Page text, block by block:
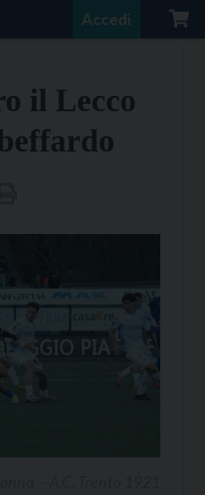
Accedi
il Lecco